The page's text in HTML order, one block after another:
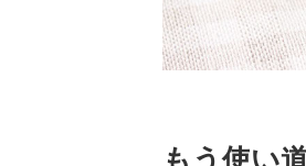
もう使い